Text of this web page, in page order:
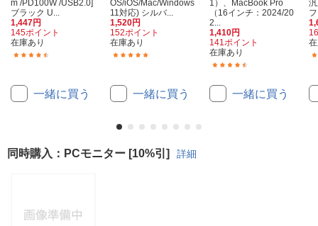
m /PD100W /USB2.0]
ブラック U...
1,447円
145ポイント
在庫あり
一緒に買う
OS/iOS/Mac/Windows
11対応) シルバ...
1,520円
152ポイント
在庫あり
一緒に買う
1）、MacBook Pro
（16インチ：2024/20
2...
1,410円
141ポイント
在庫あり
一緒に買う
同時購入：PCモニター [10%引] 詳細